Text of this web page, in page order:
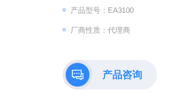
产品型号：EA3100
厂商性质：代理商
产品咨询